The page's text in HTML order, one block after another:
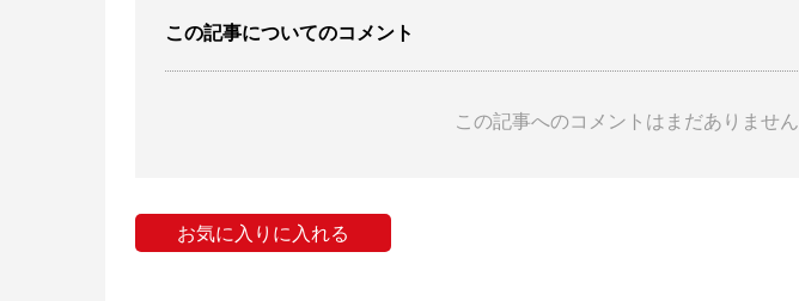
この記事についてのコメント
この記事へのコメントはまだありません
お気に入りに入れる